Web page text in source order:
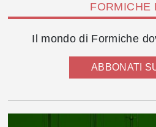
FORMICHE
Il mondo di Formiche
ABBONATI